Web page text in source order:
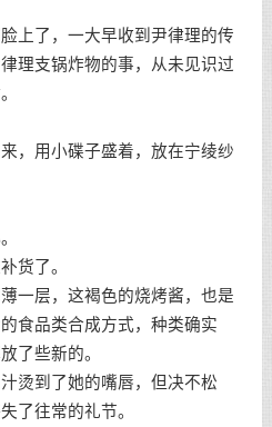
上了，一大早收到尹律理的传
理支锅炸物的事，从未见识过
，用小碟子盛着，放在宁绫纱
货了。
一层，这褐色的烧烤酱，也是
食品类合成方式，种类确实
了些新的。
烫到了她的嘴唇，但决不松
了往常的礼节。